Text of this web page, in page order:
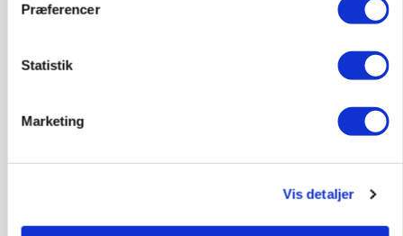
Præferencer
Statistik
Marketing
Vis detaljer
Det er en uskik at udlægge et røgslør om